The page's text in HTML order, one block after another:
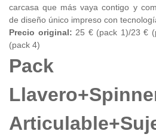
carcasa que más vaya contigo y
de diseño único impreso con
Precio original: 25 € (pack 1)/23 €
(pack 4)
Pack